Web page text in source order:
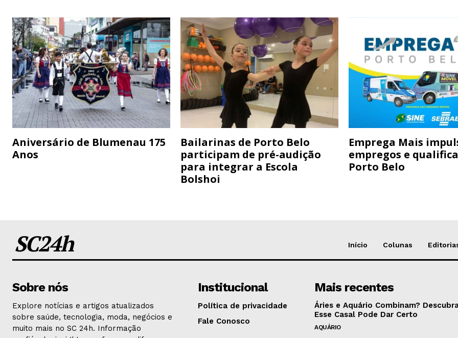
Aniversário de Blumenau 175
Anos
Bailarinas de Porto Belo
participam de pré-audição
para integrar a Escola
Bolshoi
Emprega Mais
empregos e
Porto Belo
SC24h Início Colunas
Sobre nós
Explore notícias e artigos atualizados
sobre saúde, tecnologia, moda, negócios e
muito mais no SC 24h. Informação
Institucional
Política de privacidade
Fale Conosco
Mais recentes
Áries e Aquário Combinam?
Esse Casal Pode Dar Certo
AQUÁRIO